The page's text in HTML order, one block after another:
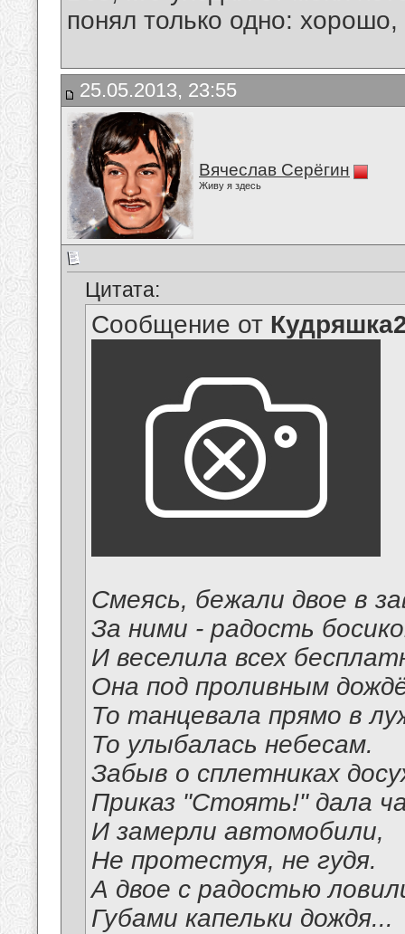
понял только одно:
25.05.2013, 23:55
Вячеслав Серёгин
Живу я здесь
Цитата:
Сообщение от
Смеясь, бежали двое в
За ними - радость
И веселила всех
Она под проливным
То танцевала прямо в
То улыбалась небесам.
Забыв о сплетниках
Приказ "Стоять!" дала
И замерли автомобили,
Не протестуя, не гудя.
А двое с радостью
Губами капельки дождя...